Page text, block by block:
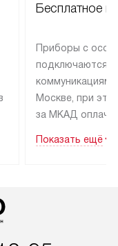
Бесплатное
Приборы с
подключаются к
коммуникациям
Москве, при
за МКАД
партнера
Показать ещё